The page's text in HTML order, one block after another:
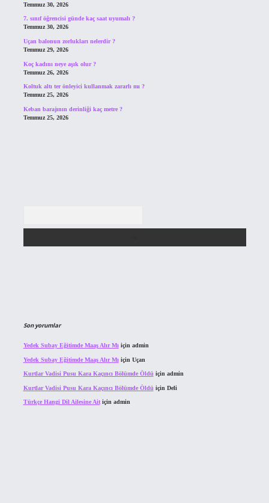
Temmuz 30, 2026
7. sınıf öğrencisi günde kaç saat uyumalı ?
Temmuz 30, 2026
Uçan balonun zorlukları nelerdir ?
Temmuz 29, 2026
Koç kadını neye aşık olur ?
Temmuz 26, 2026
Koltuk altı ter önleyici kullanmak zararlı mı ?
Temmuz 25, 2026
Keban barajının derinliği kaç metre ?
Temmuz 25, 2026
Son yorumlar
Yedek Subay Eğitimde Maaş Alır Mı için admin
Yedek Subay Eğitimde Maaş Alır Mı için Uçan
Kurtlar Vadisi Pusu Kara Kaçıncı Bölümde Öldü için admin
Kurtlar Vadisi Pusu Kara Kaçıncı Bölümde Öldü için Deli
Türkçe Hangi Dil Ailesine Aitiçin admin